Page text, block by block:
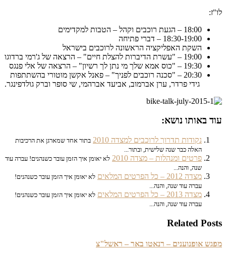
לו"ז:
18:00 – הגעת רוכבים וקהל – הטבות למקדימים
18:30-19:00 – דברי פתיחה
השקת האפליקציה הראשונה לרוכבים בישראל
19:00 – "עשרת הדיברות להצלת חיים" – הרצאה של ג'רמי ברדוגו
19:30 – "כוס אמא שלך מי נתן לך רשיון" – הרצאה של אלי פנגס
20:30 – "סכנה רוכבים לפניך" – פאנל אקשן מוטורי בהשתתפות
גידי פרדר, ערן אברמוב, אביעד אברהמי, שי סופר וברק גולדפינגר.
עוד באותו נושא:
נקודות תדרוך לרוכבים למצדה 2010
בתור אחד שמארגן את הרכיבות
האלה כבר שנה שלישית, ובתור...
פרטים ומנהלות – מצדה 2010
לא יאומן איך הזמן עובר כשנהנים! עברה עוד
שנה, והנה...
מצדה 2012 – כל הפרטים המלאים
לא יאומן איך הזמן עובר כשנהנים!
עברה עוד שנה, והנה...
מצדה 2013 – כל הפרטים המלאים
לא יאומן איך הזמן עובר כשנהנים!
עברה עוד שנה, והנה...
Related Posts
מפגש אופנוענים – רנאטו באר – ראשל"צ